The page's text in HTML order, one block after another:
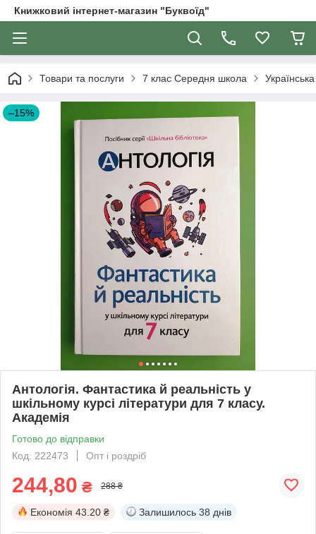
Книжковий інтернет-магазин "Буквоїд"
Товари та послуги 7 клас Середня школа
–15%
Антологія. Фантастика й реальність у
шкільному курсі літератури для 7 класу.
Академія
Готово до відправки
Код: 222473
Опт і роздріб
244,80 ₴ 288 ₴
Економія 43.20 ₴ Залишилось 38 днів